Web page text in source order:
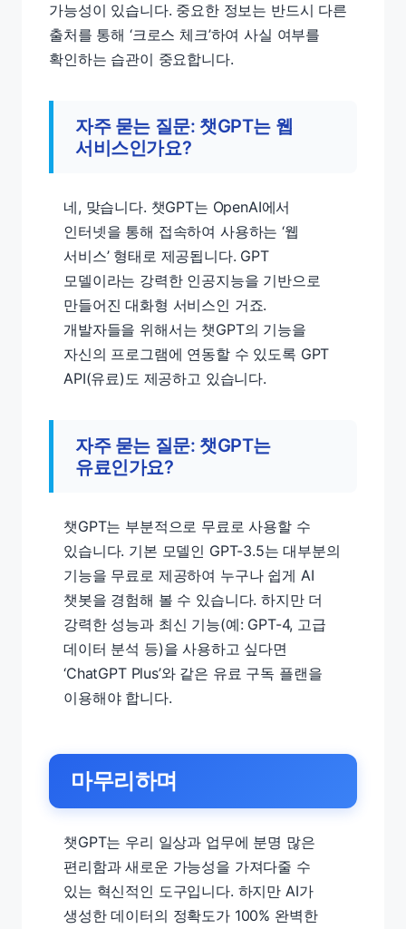
가능성이 있습니다. 중요한 정보는 반드시 다른
출처를 통해 ‘크로스 체크’하여 사실 여부를
확인하는 습관이 중요합니다.
자주 묻는 질문: 챗GPT는 웹
서비스인가요?
네, 맞습니다. 챗GPT는 OpenAI에서
인터넷을 통해 접속하여 사용하는 ‘웹
서비스’ 형태로 제공됩니다. GPT
모델이라는 강력한 인공지능을 기반으로
만들어진 대화형 서비스인 거죠.
개발자들을 위해서는 챗GPT의 기능을
자신의 프로그램에 연동할 수 있도록 GPT
API(유료)도 제공하고 있습니다.
자주 묻는 질문: 챗GPT는
유료인가요?
챗GPT는 부분적으로 무료로 사용할 수
있습니다. 기본 모델인 GPT-3.5는 대부분의
기능을 무료로 제공하여 누구나 쉽게 AI
챗봇을 경험해 볼 수 있습니다. 하지만 더
강력한 성능과 최신 기능(예: GPT-4, 고급
데이터 분석 등)을 사용하고 싶다면
‘ChatGPT Plus’와 같은 유료 구독 플랜을
이용해야 합니다.
마무리하며
챗GPT는 우리 일상과 업무에 분명 많은
편리함과 새로운 가능성을 가져다줄 수
있는 혁신적인 도구입니다. 하지만 AI가
생성한 데이터의 정확도가 100% 완벽한